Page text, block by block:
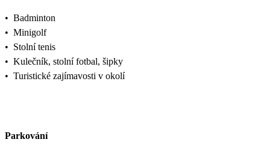
• Badminton
• Minigolf
• Stolní tenis
• Kulečník, stolní fotbal, šipky
• Turistické zajímavosti v okolí
Parkování